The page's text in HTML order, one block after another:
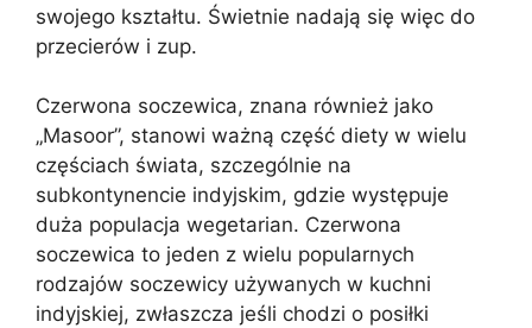
swojego kształtu. Świetnie nadają się więc do
przecierów i zup.
Czerwona soczewica, znana również jako
„Masoor”, stanowi ważną część diety w wielu
częściach świata, szczególnie na
subkontynencie indyjskim, gdzie występuje
duża populacja wegetarian. Czerwona
soczewica to jeden z wielu popularnych
rodzajów soczewicy używanych w kuchni
indyjskiej, zwłaszcza jeśli chodzi o posiłki